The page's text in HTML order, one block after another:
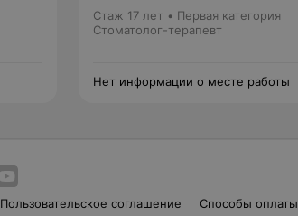
Стаж 17 лет • Первая категория
Стоматолог-терапевт
Нет информации о месте работы
Пользовательское соглашение Способы оплаты